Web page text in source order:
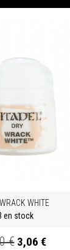
WHITE
en stock
€ 3,06 €